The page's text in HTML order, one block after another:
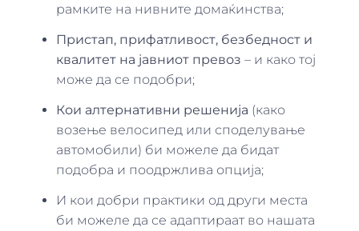
рамките на нивните домаќинства;
Пристап, прифатливост, безбедност и
квалитет на јавниот превоз – и како тој
може да се подобри;
Кои алтернативни решенија (како
возење велосипед или споделување
автомобили) би можеле да бидат
подобра и поодржлива опција;
И кои добри практики од други места
би можеле да се адаптираат во нашата